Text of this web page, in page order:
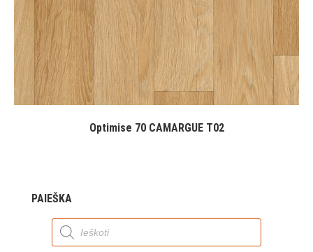
Optimise 70 CAMARGUE T02
PAIEŠKA
Products
search